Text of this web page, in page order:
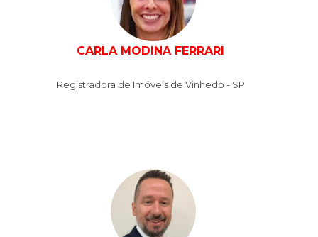
CARLA MODINA FERRARI
Registradora de Imóveis de Vinhedo - SP